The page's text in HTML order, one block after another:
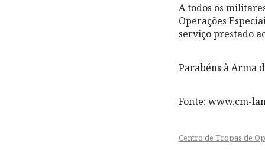
A todos os
Operações
serviço prestado
Parabéns à Arma
Fonte: www.cm-
Centro de Tropas de